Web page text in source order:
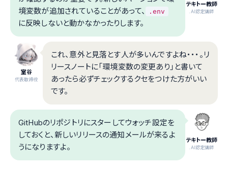
テキトー教師
.AI認定講師
境変数が追加されていることがあって、
.env
に反映しないと動かなかったりします。
室谷
代表取締役
これ、意外と見落とす人が多いんですよね・・・。リ
リースノートに「環境変数の変更あり」と書いて
あったら必ずチェックするクセをつけた方がいい
です。
テキトー教師
.AI認定講師
GitHubのリポジトリにスターしてウォッチ設定を
しておくと、新しいリリースの通知メールが来るよ
うになりますよ。